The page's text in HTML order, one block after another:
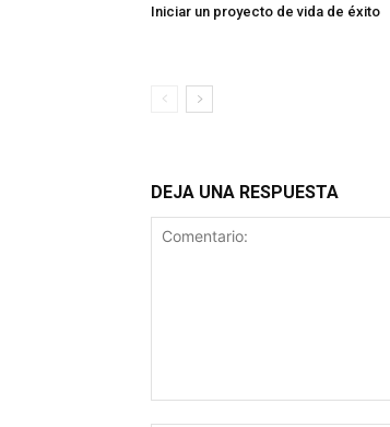
Iniciar un proyecto de vida de éxito
DEJA UNA RESPUESTA